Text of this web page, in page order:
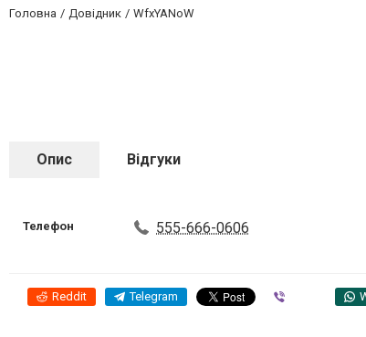
Головна Довідник WfxYANoW
Опис Відгуки
Телефон 555-666-0606
Reddit Telegram